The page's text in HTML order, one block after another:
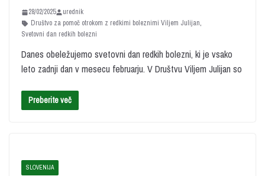
28/02/2025
urednik
Društvo za pomoč otrokom z redkimi boleznimi Viljem Julijan,
Svetovni dan redkih bolezni
Danes obeležujemo svetovni dan redkih bolezni, ki je vsako
leto zadnji dan v mesecu februarju. V Društvu Viljem Julijan so
Preberite več
SLOVENIJA